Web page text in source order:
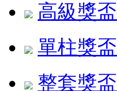
高級獎
單柱獎盃
整套獎盃